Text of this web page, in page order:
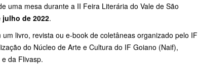
uma mesa durante a II Feira Literária do Vale de São
julho de 2022.
livro, revista ou e-book de coletâneas organizado pelo IF
do Núcleo de Arte e Cultura do IF Goiano (Naif),
da Flivasp.